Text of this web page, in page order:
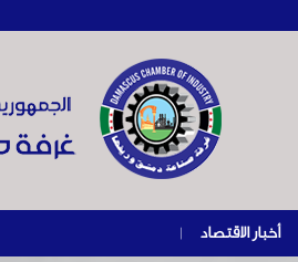
أخبار الاقتصاد |